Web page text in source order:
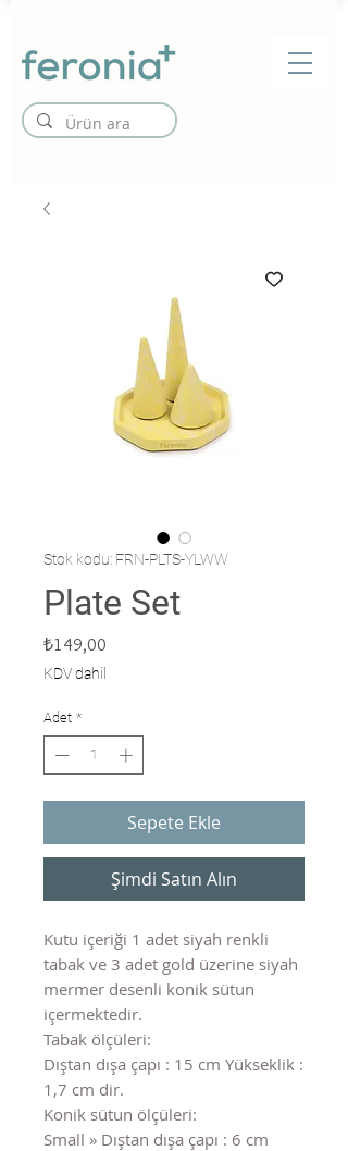
Stok kodu: FRN-PLTS-YLWW
Plate Set
₺149,00
KDV dahil
Adet *
Sepete Ekle
Şimdi Satın Alın
Kutu içeriği 1 adet siyah renkli
tabak ve 3 adet gold üzerine siyah
mermer desenli konik sütun
içermektedir.
Tabak ölçüleri:
Dıştan dışa çapı : 15 cm Yükseklik :
1,7 cm dir.
Konik sütun ölçüleri:
Small » Dıştan dışa çapı : 6 cm